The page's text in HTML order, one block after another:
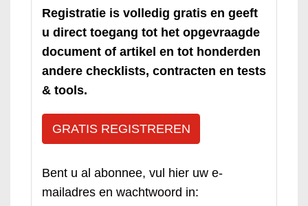
Registratie is volledig gratis en geeft
u direct toegang tot het opgevraagde
document of artikel en tot honderden
andere checklists, contracten en tests
& tools.
GRATIS REGISTREREN
Bent u al abonnee, vul hier uw e-
mailadres en wachtwoord in: